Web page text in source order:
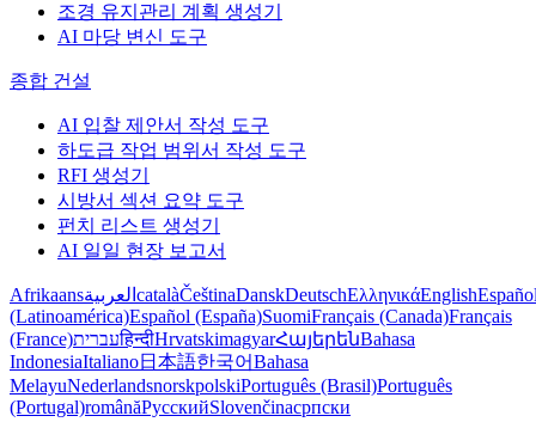
조경 유지관리 계획 생성기
AI 마당 변신 도구
종합 건설
AI 입찰 제안서 작성 도구
하도급 작업 범위서 작성 도구
RFI 생성기
시방서 섹션 요약 도구
펀치 리스트 생성기
AI 일일 현장 보고서
Afrikaansالعربية catalàČeštinaDanskDeutschΕλληνικάEnglish
(Latinoamérica)Español (España)SuomiFrançais (Canada)Français
(France)עבריתहिन्दीHrvatskimagyarՀայերենBahasa
IndonesiaItaliano日本語한국어Bahasa
MelayuNederlandsnorskpolskiPortuguês (Brasil)Português
(Portugal)românăРусскийSlovenčinaсрпски